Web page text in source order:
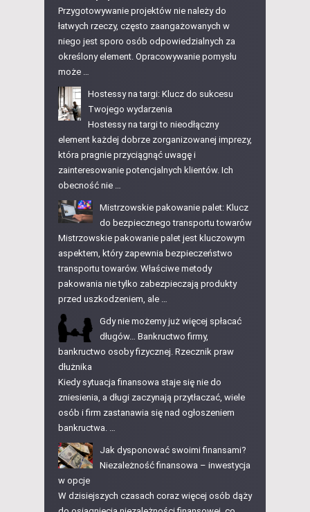
Przygotowywanie projektów nie należy do
łatwych rzeczy, często zaangażowanych w
niego jest sporo osób odpowiedzialnych za
określony element. Opracowywanie pomysłu
może …
Hostessy na targi: Klucz do sukcesu
Twojego wydarzenia
Hostessy na targi to nieodłączny
element każdej dobrze zorganizowanej imprezy,
która pragnie przyciągnąć uwagę i
zainteresowanie potencjalnych klientów. Ich
obecność nie …
Mistrzowskie pakowanie palet: Klucz
do bezpiecznego transportu towarów
Mistrzowskie pakowanie palet jest kluczowym
aspektem, który zapewnia bezpieczeństwo
transportu towarów. Właściwe metody
pakowania nie tylko zabezpieczają produkty
przed uszkodzeniem, ale …
Gdy nie możemy już więcej spłacać
długów… Bankructwo firmy,
bankructwo osoby fizycznej. Rzecznik praw
dłużnika
Kiedy sytuacja finansowa staje się nie do
zniesienia, a długi zaczynają przytłaczać, wiele
osób i firm zastanawia się nad ogłoszeniem
bankructwa. …
Jak dysponować swoimi finansami?
Niezależność finansowa – inwestycja
w opcje
W dzisiejszych czasach coraz więcej osób dąży